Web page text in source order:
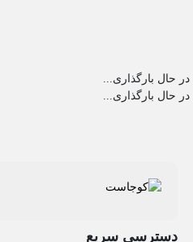
در حال بارگذاری...
در حال بارگذاری...
دسترسی سریع